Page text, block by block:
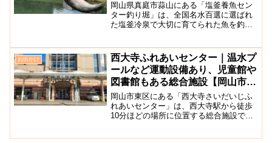
岡山県真庭市蒜山にある「塩釜養魚セン
ター釣り堀」は、全国名水百選に選ばれ
た塩釜冷泉で大切に育てられた魚を釣り
マスやカワメ、イワナは臭みがなく身が
引き締まっています。獲...
お出かけ
西大寺ふれあいセンター｜温水プ
ールなど運動設備あり、児童館や
図書館もある総合施設【岡山市東
区】
岡山市東区にある「西大寺さいだいじふ
れあいセンター」は、西大寺駅から徒歩
10分ほどの場所に位置する総合施設で